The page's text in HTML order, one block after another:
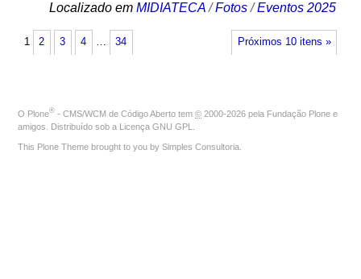
Localizado em MIDIATECA /Fotos /Eventos 2025
Próximos 10 itens »
1 2 3 4 … 34
O Plone® - CMS/WCM de Código Aberto tem © 2000-2026 pela Fundação Plone e
amigos. Distribuído sob a Licença GNU GPL
This Plone Theme brought to you by Simples Consultoria